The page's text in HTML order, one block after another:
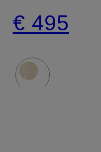
strik en
zijde
€ 495